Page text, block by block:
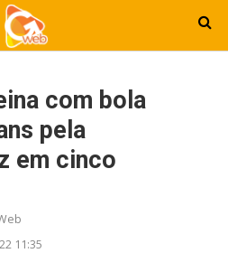
com bola
pela
em cinco
11:35